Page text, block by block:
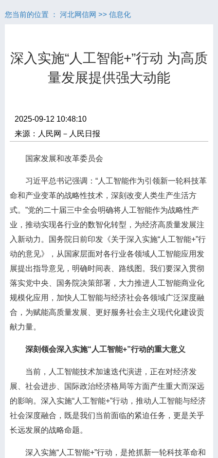
您当前的位置 ： 河北网信网 >> 信息化
深入实施“人工智能+”行动 为高质
量发展提供强大动能
2025-09-12 10:48:10
来源：人民网－人民日报
国家发展和改革委员会
习近平总书记强调：“人工智能作为引领新一轮科技革
命和产业变革的战略性技术，深刻改变人类生产生活方
式。”党的二十届三中全会明确将人工智能作为战略性产
业，推动实现各行业的数智化转型，为经济高质量发展注
入新动力。国务院日前印发《关于深入实施“人工智能+”行
动的意见》，从国家层面对各行业各领域人工智能应用发
展提出指导意见，明确时间表、路线图。我们要深入贯彻
落实党中央、国务院决策部署，大力推进人工智能商业化
规模化应用，加快人工智能与经济社会各领域广泛深度融
合，为赋能高质量发展、更好服务社会主义现代化建设贡
献力量。
深刻领会深入实施“人工智能+”行动的重大意义
当前，人工智能技术加速迭代演进，正在对经济发
展、社会进步、国际政治经济格局等方面产生重大而深远
的影响。深入实施“人工智能+”行动，推动人工智能与经济
社会深度融合，既是我们当前面临的紧迫任务，更是关乎
长远发展的战略命题。
深入实施“人工智能+”行动，是抢抓新一轮科技革命和